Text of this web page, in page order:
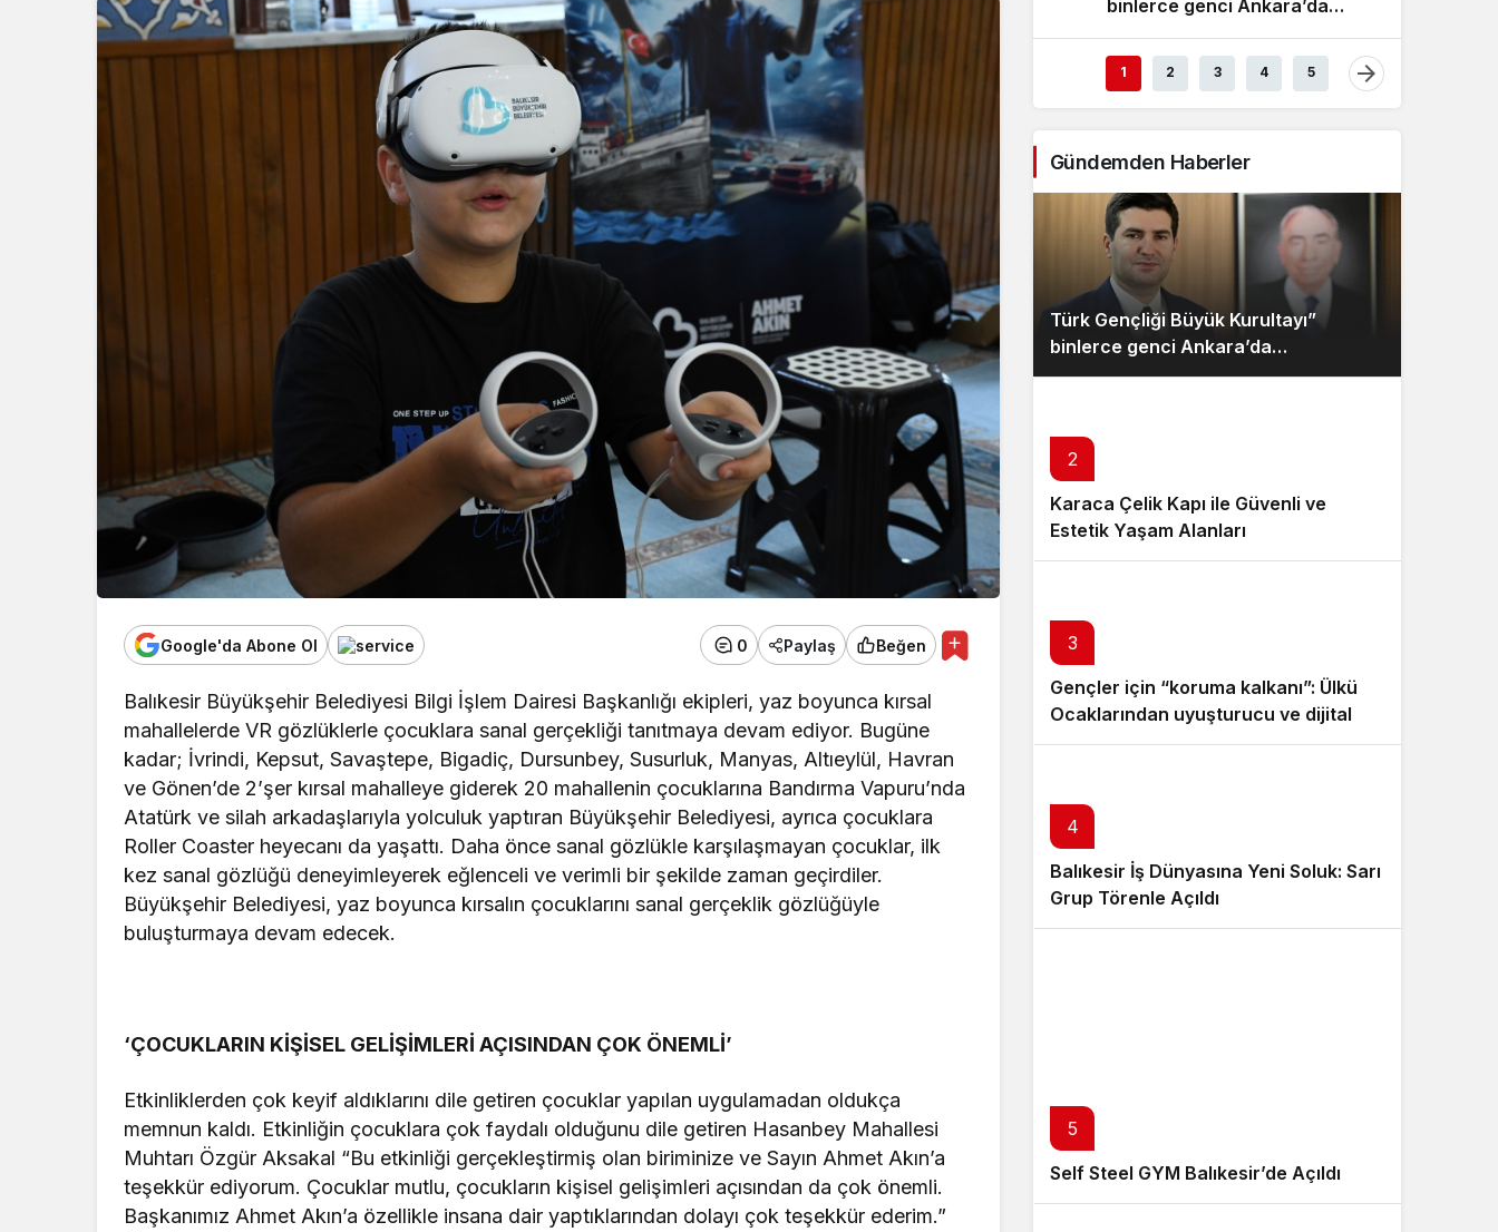
Sistem modunu seçin.
Google'da Abone Ol 0 Paylaş Beğen
Balıkesir Büyükşehir Belediyesi Bilgi İşlem Dairesi Başkanlığı ekipleri, yaz boyunca kırsal
mahallelerde VR gözlüklerle çocuklara sanal gerçekliği tanıtmaya devam ediyor. Bugüne
kadar; İvrindi, Kepsut, Savaştepe, Bigadiç, Dursunbey, Susurluk, Manyas, Altıeylül, Havran
ve Gönen’de 2’şer kırsal mahalleye giderek 20 mahallenin çocuklarına Bandırma Vapuru’nda
Atatürk ve silah arkadaşlarıyla yolculuk yaptıran Büyükşehir Belediyesi, ayrıca çocuklara
Roller Coaster heyecanı da yaşattı. Daha önce sanal gözlükle karşılaşmayan çocuklar, ilk
kez sanal gözlüğü deneyimleyerek eğlenceli ve verimli bir şekilde zaman geçirdiler.
Büyükşehir Belediyesi, yaz boyunca kırsalın çocuklarını sanal gerçeklik gözlüğüyle
buluşturmaya devam edecek.
‘ÇOCUKLARIN KİŞİSEL GELİŞİMLERİ AÇISINDAN ÇOK ÖNEMLİ’
Etkinliklerden çok keyif aldıklarını dile getiren çocuklar yapılan uygulamadan oldukça
memnun kaldı. Etkinliğin çocuklara çok faydalı olduğunu dile getiren Hasanbey Mahallesi
Muhtarı Özgür Aksakal “Bu etkinliği gerçekleştirmiş olan biriminize ve Sayın Ahmet Akın’a
teşekkür ediyorum. Çocuklar mutlu, çocukların kişisel gelişimleri açısından da çok önemli.
Başkanımız Ahmet Akın’a özellikle insana dair yaptıklarından dolayı çok teşekkür ederim.”
binlerce genci Ankara’da
1 2 3 4 5
Gündemden Haberler
Türk Gençliği Büyük Kurultayı”
binlerce genci Ankara’da
buluşturacak
2
Karaca Çelik Kapı ile Güvenli ve
Estetik Yaşam Alanları
3
Gençler için “koruma kalkanı”: Ülkü
Ocaklarından uyuşturucu ve dijital
bağımlılığa karşı seferberlik
4
Balıkesir İş Dünyasına Yeni Soluk: Sarı
Grup Törenle Açıldı
5
Self Steel GYM Balıkesir’de Açıldı